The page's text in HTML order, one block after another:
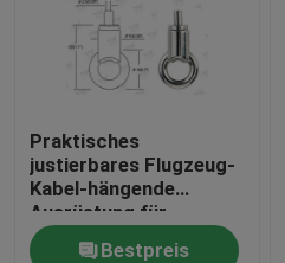
Praktisches
justierbares Flugzeug-
Kabel-hängende
Ausrüstung für
Architekturbeleuchtung
Bestpreis